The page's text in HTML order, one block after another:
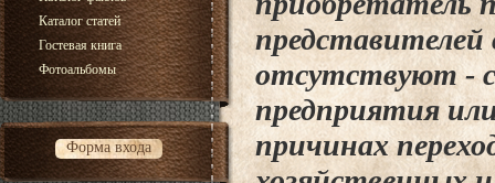
Каталог статей
Гостевая книга
Фотоальбомы
Форма входа
представителей
отсутствуют -
предприятия
причинах